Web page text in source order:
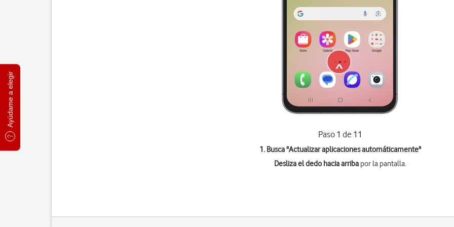
Ayúdame a elegir
Paso 1 de 11
1. Busca "Actualizar aplicaciones automáticamente"
Desliza el dedo hacia arriba por la pantalla.